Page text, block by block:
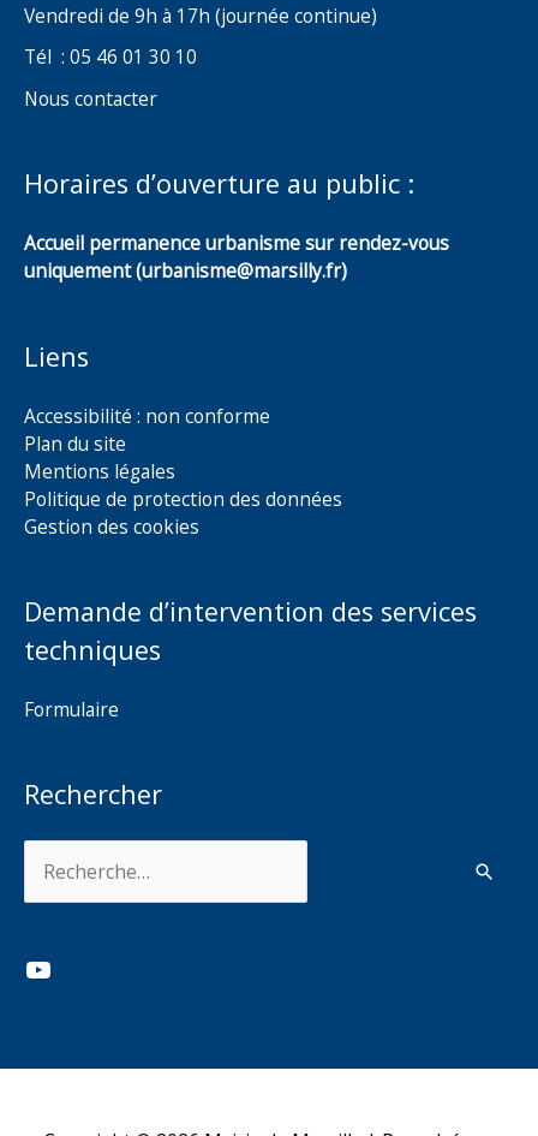
Vendredi de 9h à 17h (journée continue)
Tél : 05 46 01 30 10
Nous contacter
Horaires d’ouverture au public :
Accueil permanence urbanisme sur rendez-vous
uniquement (urbanisme@marsilly.fr)
Liens
Accessibilité : non conforme
Plan du site
Mentions légales
Politique de protection des données
Gestion des cookies
Demande d’intervention des services
techniques
Formulaire
Rechercher
YouTube